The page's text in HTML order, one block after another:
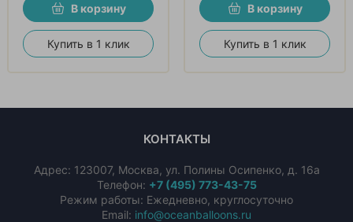
В корзину
Купить в 1 клик
В корзину
Купить в 1 клик
КОНТАКТЫ
Адрес: 123007, Москва, ул. Полины Осипенко, д. 16а
Телефон: +7 (495) 773-43-75
Режим работы: Ежедневно, круглосуточно
Email: info@oceanballoons.ru